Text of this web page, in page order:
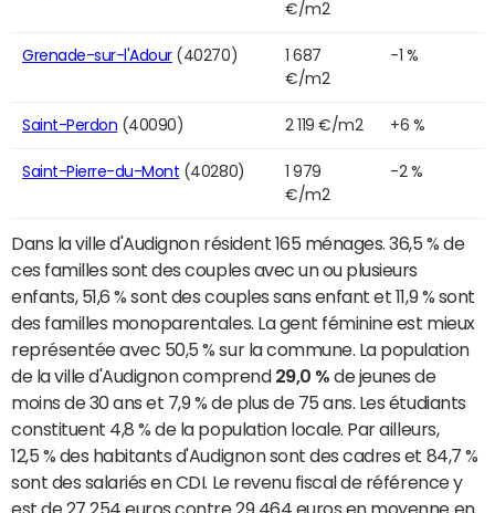
€/m2
Grenade-sur-l'Adour(40270)
1 687
€/m2
-1 %
Saint-Perdon (40090) 2 119 €/m2 +6 %
Saint-Pierre-du-Mont (40280)
1 979
€/m2
-2 %
Dans la ville d'Audignon résident 165 ménages. 36,5 % de
ces familles sont des couples avec un ou plusieurs
enfants, 51,6 % sont des couples sans enfant et 11,9 % sont
des familles monoparentales. La gent féminine est mieux
représentée avec 50,5 % sur la commune. La population
de la ville d'Audignon comprend 29,0 % de jeunes de
moins de 30 ans et 7,9 % de plus de 75 ans. Les étudiants
constituent 4,8 % de la population locale. Par ailleurs,
12,5 % des habitants d'Audignon sont des cadres et 84,7 %
sont des salariés en CDI. Le revenu fiscal de référence y
est de 27 254 euros contre 29 464 euros en moyenne en